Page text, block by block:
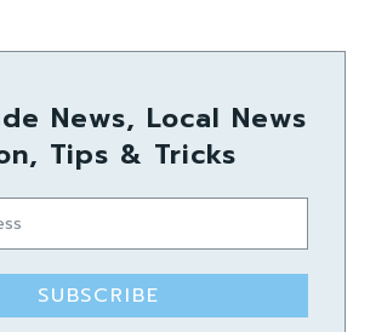
News, Local News
Tips & Tricks
SUBSCRIBE